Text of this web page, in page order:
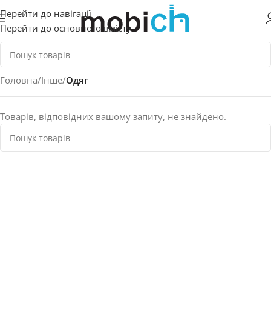
Перейти до навігації
Перейти до основного вмісту
Головна/Інше/Одяг
Товарів, відповідних вашому запиту, не знайдено.